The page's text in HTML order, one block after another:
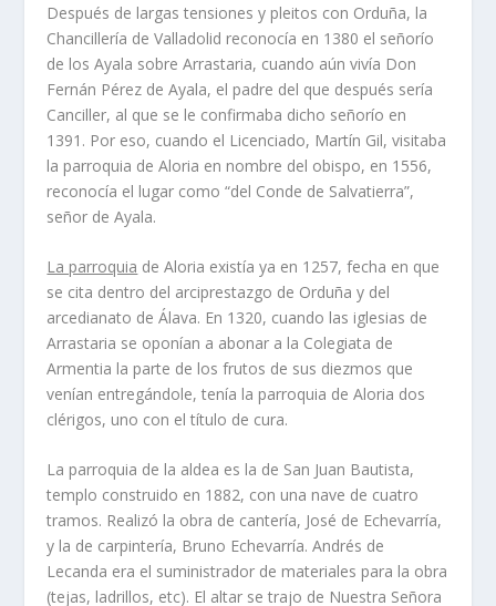
Después de largas tensiones y pleitos con Orduña, la
Chancillería de Valladolid reconocía en 1380 el señorío
de los Ayala sobre Arrastaria, cuando aún vivía Don
Fernán Pérez de Ayala, el padre del que después sería
Canciller, al que se le confirmaba dicho señorío en
1391. Por eso, cuando el Licenciado, Martín Gil, visitaba
la parroquia de Aloria en nombre del obispo, en 1556,
reconocía el lugar como “del Conde de Salvatierra”,
señor de Ayala.
La parroquia de Aloria existía ya en 1257, fecha en que
se cita dentro del arciprestazgo de Orduña y del
arcedianato de Álava. En 1320, cuando las iglesias de
Arrastaria se oponían a abonar a la Colegiata de
Armentia la parte de los frutos de sus diezmos que
venían entregándole, tenía la parroquia de Aloria dos
clérigos, uno con el título de cura.
La parroquia de la aldea es la de San Juan Bautista,
templo construido en 1882, con una nave de cuatro
tramos. Realizó la obra de cantería, José de Echevarría,
y la de carpintería, Bruno Echevarría. Andrés de
Lecanda era el suministrador de materiales para la obra
(tejas, ladrillos, etc). El altar se trajo de Nuestra Señora